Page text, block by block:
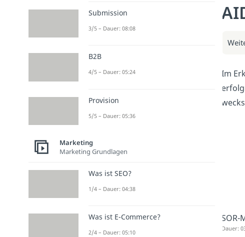
Im
SOR-
Dauer:
Submission
3/5 – Dauer: 08:08
B2B
4/5 – Dauer: 05:24
Provision
5/5 – Dauer: 05:36
Marketing
Marketing Grundlagen
Was ist SEO?
1/4 – Dauer: 04:38
Was ist E-Commerce?
2/4 – Dauer: 05:10